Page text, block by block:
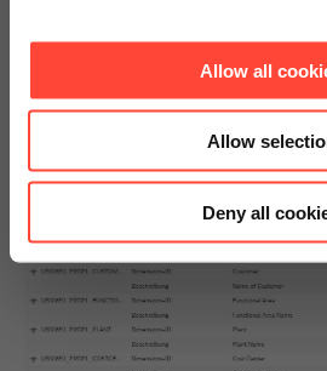
Allow all
Allow
Deny all
werden die Belegstammdaten durch
Zuordnungen von Businessobjekt-
(Buchungskreis-ID, Kostenstelle-ID)